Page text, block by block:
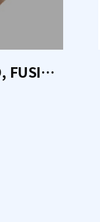
기계설계 CAD 2D, Invetor 3D, FUSION 360